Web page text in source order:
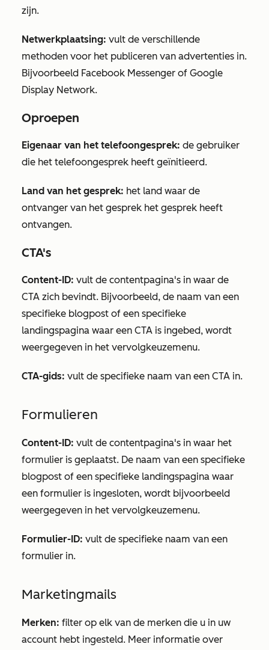
zijn.
Netwerkplaatsing: vult de verschillende
methoden voor het publiceren van advertenties in.
Bijvoorbeeld Facebook Messenger of Google
Display Network.
Oproepen
Eigenaar van het telefoongesprek: de gebruiker
die het telefoongesprek heeft geïnitieerd.
Land van het gesprek: het land waar de
ontvanger van het gesprek het gesprek heeft
ontvangen.
CTA's
Content-ID: vult de contentpagina's in waar de
CTA zich bevindt. Bijvoorbeeld, de naam van een
specifieke blogpost of een specifieke
landingspagina waar een CTA is ingebed, wordt
weergegeven in het vervolgkeuzemenu.
CTA-gids: vult de specifieke naam van een CTA in.
Formulieren
Content-ID: vult de contentpagina's in waar het
formulier is geplaatst. De naam van een specifieke
blogpost of een specifieke landingspagina waar
een formulier is ingesloten, wordt bijvoorbeeld
weergegeven in het vervolgkeuzemenu.
Formulier-ID: vult de specifieke naam van een
formulier in.
Marketingmails
Merken: filter op elk van de merken die u in uw
account hebt ingesteld. Meer informatie over